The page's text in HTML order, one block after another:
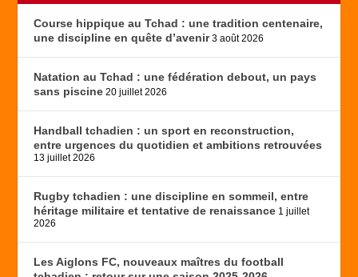
Course hippique au Tchad : une tradition centenaire,
une discipline en quête d’avenir 3 août 2026
Natation au Tchad : une fédération debout, un pays
sans piscine 20 juillet 2026
Handball tchadien : un sport en reconstruction,
entre urgences du quotidien et ambitions retrouvées
13 juillet 2026
Rugby tchadien : une discipline en sommeil, entre
héritage militaire et tentative de renaissance 1 juillet
2026
Les Aiglons FC, nouveaux maîtres du football